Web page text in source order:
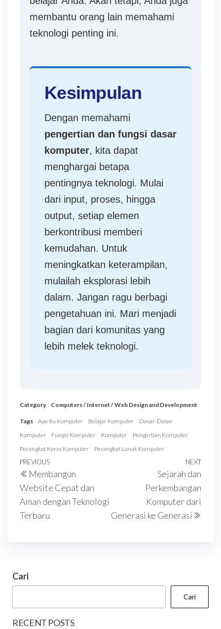
membantu orang lain memahami
teknologi penting ini.
Kesimpulan
Dengan memahami
pengertian dan fungsi dasar
komputer, kita dapat
menghargai betapa
pentingnya teknologi. Mulai
dari input, proses, hingga
output, setiap elemen
berkontribusi memberi
kemudahan. Untuk
meningkatkan keterampilan,
mulailah eksplorasi lebih
dalam. Jangan ragu berbagi
pengetahuan ini. Mari menjadi
bagian dari komunitas yang
lebih melek teknologi.
Category Computers / Internet / Web Design and Development
Tags Apa Itu Komputer Belajar Komputer
Dasar-Dasar
Komputer
Fungsi Komputer Komputer
Pengertian Komputer
Perangkat Keras Komputer
Perangkat Lunak Komputer
Navigasi
pos
Previous
Post
PREVIOUS
Membangun
Website Cepat dan
Aman dengan Teknologi
Terbaru
Next
NEXT
Sejarah dan
Perkembangan
Komputer dari
Generasi ke Generasi
Cari
Cari
RECENT POSTS